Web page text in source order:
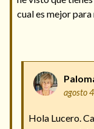
cual es mejor para
agosto
Hola Lucero.